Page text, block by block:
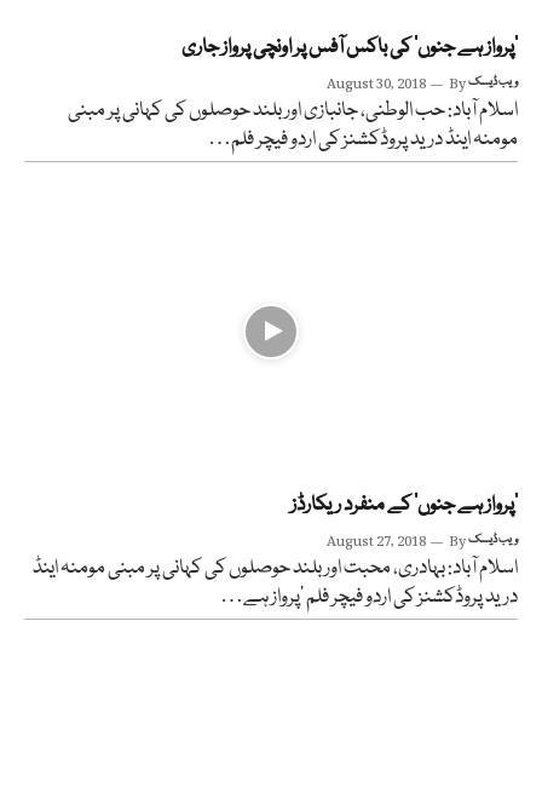
‘پرواز ہے جنوں’ کی باکس آفس پر اونچی پرواز جاری
August 30, 2018 Byویب ڈیسک
اسلام آباد: حب الوطنی، جانبازی اور بلند حوصلوں کی کہانی پر مبنی
مومنہ اینڈ درید پروڈکشنز کی اردو فیچر فلم…
’پرواز ہے جنوں‘ کے منفرد ریکارڈز
August 27, 2018 Byویب ڈیسک
اسلام آباد: بہادری، محبت اور بلند حوصلوں کی کہانی پر مبنی مومنہ اینڈ
درید پروڈکشنز کی اردو فیچر فلم ’پرواز ہے…